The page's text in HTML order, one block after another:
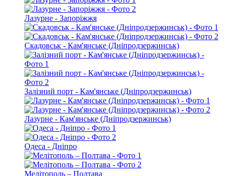
Лазурне - Запоріжжя
Скадовськ - Кам'янське (Дніпродзержинськ)
Залізний порт - Кам'янське (Дніпродзержинськ)
Лазурне - Кам'янське (Дніпродзержинськ)
Одеса - Дніпро
Мелітополь – Полтава